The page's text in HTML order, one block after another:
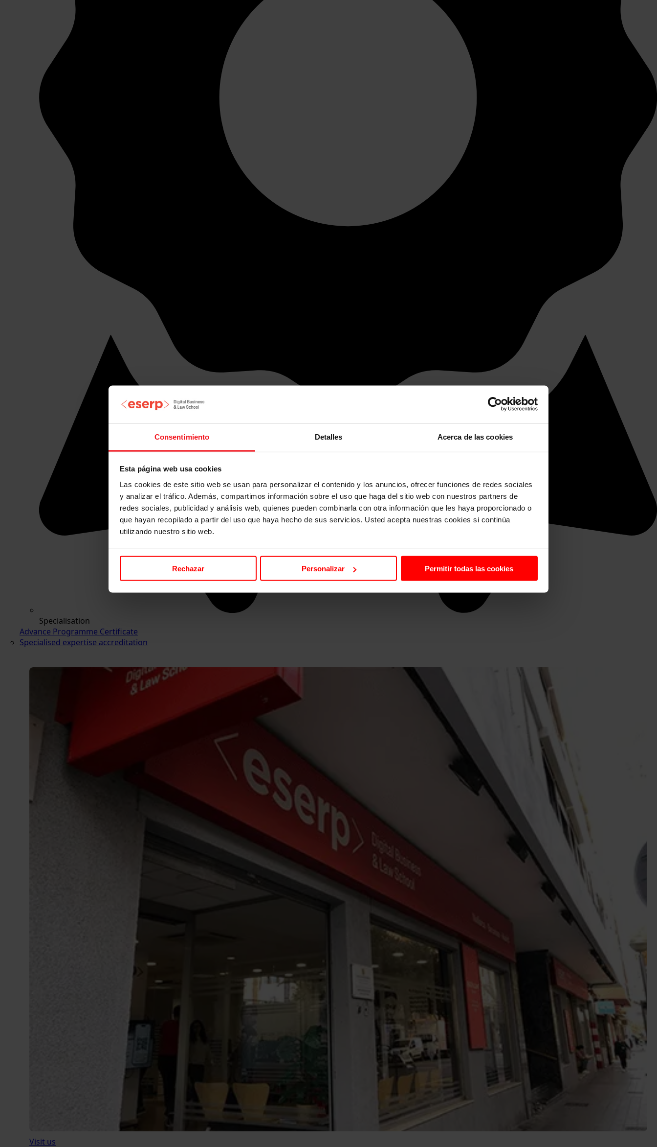
Consentimiento Detalles Acerca de las cookies
Esta página web usa cookies
Las cookies de este sitio web se usan para personalizar el contenido y los anuncios, ofrecer funciones de redes sociales
y analizar el tráfico. Además, compartimos información sobre el uso que haga del sitio web con nuestros partners de
redes sociales, publicidad y análisis web, quienes pueden combinarla con otra información que les haya proporcionado o
que hayan recopilado a partir del uso que haya hecho de sus servicios. Usted acepta nuestras cookies si continúa
utilizando nuestro sitio web.
Rechazar Personalizar Permitir todas las cookies
Specialisation
Advance Programme Certificate
Specialised expertise accreditation
Visit us